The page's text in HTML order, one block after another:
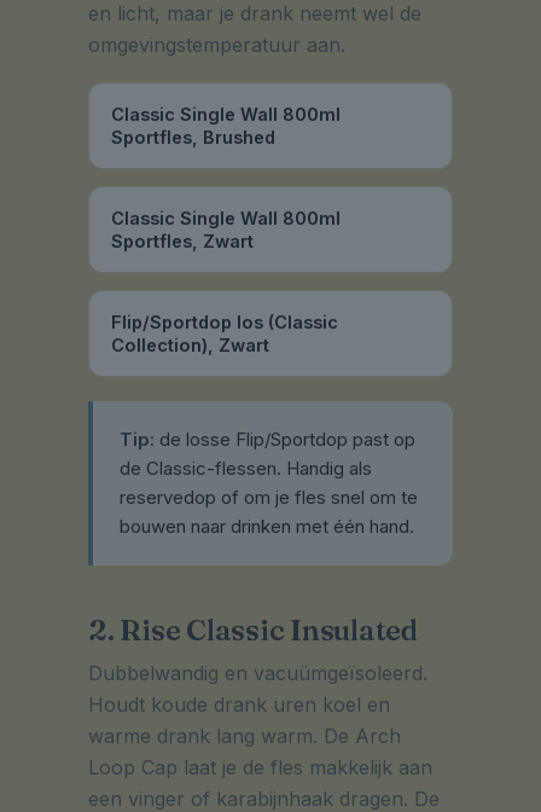
en licht, maar je drank neemt wel de
omgevingstemperatuur aan.
Classic Single Wall 800ml
Sportfles, Brushed
Classic Single Wall 800ml
Sportfles, Zwart
Flip/Sportdop los (Classic
Collection), Zwart
Tip: de losse Flip/Sportdop past op
de Classic-flessen. Handig als
reservedop of om je fles snel om te
bouwen naar drinken met één hand.
2. Rise Classic Insulated
Dubbelwandig en vacuümgeïsoleerd.
Houdt koude drank uren koel en
warme drank lang warm. De Arch
Loop Cap laat je de fles makkelijk aan
een vinger of karabijnhaak dragen. De